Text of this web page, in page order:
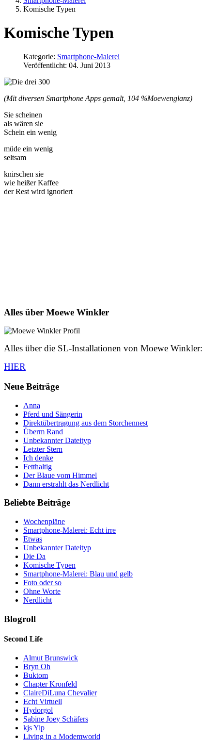
Komische Typen
Komische Typen
Kategorie: Smartphone-Malerei
Veröffentlicht: 04. Juni 2013
(Mit diversen Smartphone Apps gemalt, 104 %Moewenglanz)
Sie scheinen
als wären sie
Schein ein wenig
müde ein wenig
seltsam
knirschen sie
wie heißer Kaffee
der Rest wird ignoriert
Alles über Moewe Winkler
Alles über die SL-Installationen von Moewe Winkler:
HIER
Neue Beiträge
Anna
Pferd und Sängerin
Direktübertragung aus dem Storchennest
Überm Rand
Unbekannter Dateityp
Letzter Stern
Ich denke
Fetthaltig
Der Blaue vom Himmel
Dann erstrahlt das Nerdlicht
Beliebte Beiträge
Wochenpläne
Smartphone-Malerei: Echt irre
Etwas
Unbekannter Dateityp
Die Da
Komische Typen
Smartphone-Malerei: Blau und gelb
Foto oder so
Ohne Worte
Nerdlicht
Blogroll
Second Life
Almut Brunswick
Bryn Oh
Buktom
Chapter Kronfeld
ClaireDiLuna Chevalier
Echt Virtuell
Hydorgol
Sabine Joey Schäfers
kjs Yip
Living in a Modemworld